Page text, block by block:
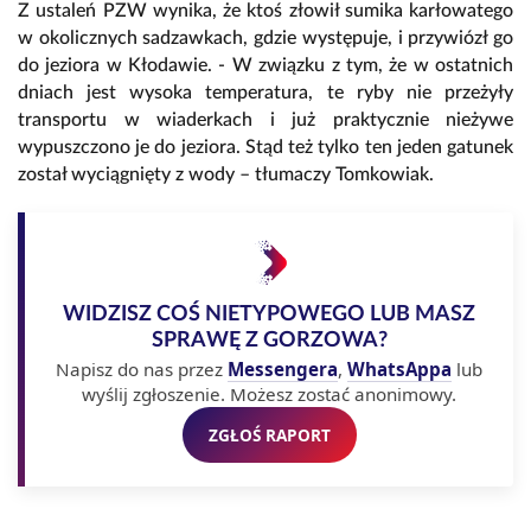
Z ustaleń PZW wynika, że ktoś złowił sumika karłowatego
w okolicznych sadzawkach, gdzie występuje, i przywiózł go
do jeziora w Kłodawie. - W związku z tym, że w ostatnich
dniach jest wysoka temperatura, te ryby nie przeżyły
transportu w wiaderkach i już praktycznie nieżywe
wypuszczono je do jeziora. Stąd też tylko ten jeden gatunek
został wyciągnięty z wody – tłumaczy Tomkowiak.
WIDZISZ COŚ NIETYPOWEGO LUB MASZ
SPRAWĘ Z GORZOWA?
Napisz do nas przez Messengera, WhatsAppa lub
wyślij zgłoszenie. Możesz zostać anonimowy.
ZGŁOŚ RAPORT